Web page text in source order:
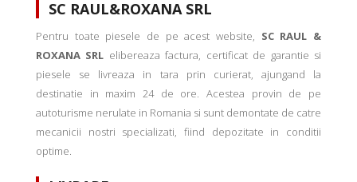
SC RAUL&ROXANA SRL
Pentru toate piesele de pe acest website, SC RAUL &
ROXANA SRL elibereaza factura, certificat de garantie si
piesele se livreaza in tara prin curierat, ajungand la
destinatie in maxim 24 de ore. Acestea provin de pe
autoturisme nerulate in Romania si sunt demontate de catre
mecanicii nostri specializati, fiind depozitate in conditii
optime.